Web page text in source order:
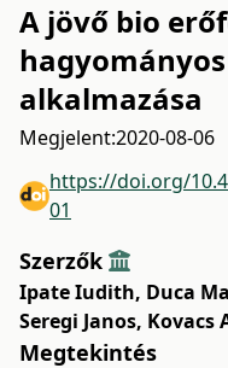
A jövő bio
alkalmazása
Megjelent:2020-08-06
https://doi.org/
01
Szerzők
Ipate Iudith, Duca
Seregi Janos, Kovacs
Megtekintés